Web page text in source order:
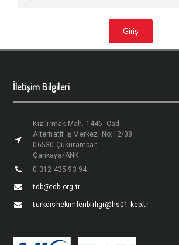
İletişim Bilgileri
Kızılırmak Mah. 1446. Cad.
Alternatif İş Merkezi No:12/38
06530 Çukurambar,
Çankaya/ANK.
0 312 435 93 94
tdb@tdb.org.tr
turkdishekimleribirligi@hs01.kep.tr